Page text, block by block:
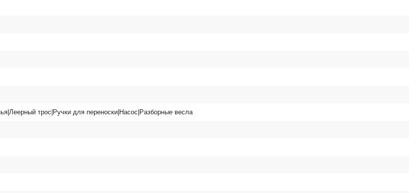
трос|Ручки для переноски|Насос|Разборные весла